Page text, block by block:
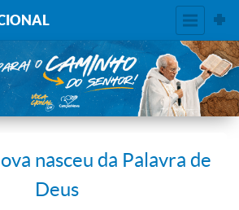
nasceu da Palavra de
Deus